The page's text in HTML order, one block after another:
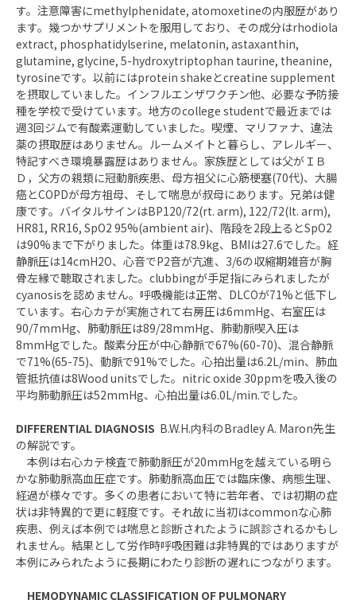
す。注意障害にmethylphenidate, atomoxetineの内服歴があり
ます。幾つかサプリメントを服用しており、その成分はrhodiola
extract, phosphatidylserine, melatonin, astaxanthin,
glutamine, glycine, 5-hydroxytriptophan taurine, theanine,
tyrosineです。以前にはprotein shakeとcreatine supplement
を摂取していました。インフルエンザワクチン他、必要な予防接
種を学校で受けています。地方のcollege studentで最近までは
週3回ジムで有酸素運動していました。喫煙、マリファナ、違法
薬の摂取歴はありません。ルームメイトと暮らし、アレルギー、
特記すべき環境暴露歴はありません。家族歴としては父がＩＢ
Ｄ，父方の親類に冠動脈疾患、母方祖父に心筋梗塞(70代)、大腸
癌とCOPDが母方祖母、そして喘息が叔母にあります。兄弟は健
康です。バイタルサインはBP120/72(rt. arm), 122/72(lt. arm),
HR81, RR16, SpO2 95%(ambient air)、階段を2段上るとSpO2
は90%まで下がりました。体重は78.9kg、BMIは27.6でした。経
静脈圧は14cmH2O、心音でP2音が亢進、3/6の収縮期雑音が胸
骨左縁で聴取されました。clubbingが手足指にみられましたが
cyanosisを認めません。呼吸機能は正常、DLCOが71%と低下し
ています。右心カテが実施されて右房圧は6mmHg、右室圧は
90/7mmHg、肺動脈圧は89/28mmHg、肺動脈喫入圧は
8mmHgでした。酸素分圧が中心静脈で67%(60-70)、混合静脈
で71%(65-75)、動脈で91%でした。心拍出量は6.2L/min、肺血
管抵抗値は8Wood unitsでした。nitric oxide 30ppmを吸入後の
平均肺動脈圧は52mmHg、心拍出量は6.0L/min.でした。
DIFFERENTIAL DIAGNOSIS B.W.H.内科のBradley A. Maron先生
の解説です。
本例は右心カテ検査で肺動脈圧が20mmHgを越えている明ら
かな肺動脈高血圧症です。肺動脈高血圧では臨床像、病態生理、
経過が様々です。多くの患者において特に若年者、では初期の症
状は非特異的で更に軽度です。それ故に当初はcommonな心肺
疾患、例えば本例では喘息と診断されたように誤診されるかもし
れません。結果として労作時呼吸困難は非特異的ではありますが
本例にみられたように長期にわたり診断の遅れにつながります。
HEMODYNAMIC CLASSIFICATION OF PULMONARY